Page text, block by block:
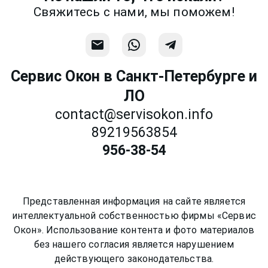
Свяжитесь с нами, мы поможем!
Сервис Окон в Санкт-Петербурге и
ЛО
contact@servisokon.info
89219563854
956-38-54
Представленная информация на сайте является
интеллектуальной собственностью фирмы «Сервис
Окон». Использование контента и фото материалов
без нашего согласия является нарушением
действующего законодательства.